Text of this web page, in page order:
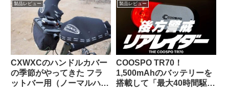
製品レビュー
CXWXCのハンドルカバー
の季節がやってきた フラ
ットバー用（ノーマルハン
製品レビュー
COOSPO TR70！
1,500mAhのバッテリーを
搭載して「最大40時間駆